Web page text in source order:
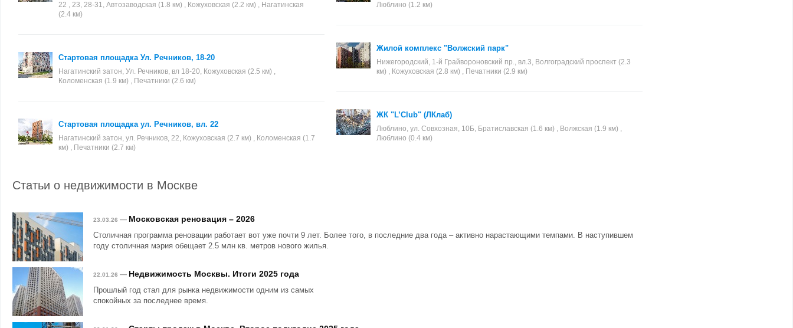
22 , 23, 28-31, Автозаводская (1.8 км) , Кожуховская (2.2 км) , Нагатинская
(2.4 км)
Стартовая площадка Ул. Речников, 18-20
Нагатинский затон, Ул. Речников, вл 18-20, Кожуховская (2.5 км) ,
Коломенская (1.9 км) , Печатники (2.6 км)
Стартовая площадка ул. Речников, вл. 22
Нагатинский затон, ул. Речников, 22, Кожуховская (2.7 км) , Коломенская (1.7
км) , Печатники (2.7 км)
Люблино (1.2 км)
Жилой комплекс "Волжский парк"
Нижегородский, 1-й Грайвороновский пр., вл.3, Волгоградский проспект (2.3
км) , Кожуховская (2.8 км) , Печатники (2.9 км)
ЖК "L’Club" (ЛКлаб)
Люблино, ул. Совхозная, 10Б, Братиславская (1.6 км) , Волжская (1.9 км) ,
Люблино (0.4 км)
Статьи о недвижимости в Москве
23.03.26 — Московская реновация – 2026
Столичная программа реновации работает вот уже почти 9 лет. Более того, в последние два года – активно нарастающими темпами. В наступившем
году столичная мэрия обещает 2.5 млн кв. метров нового жилья.
22.01.26 — Недвижимость Москвы. Итоги 2025 года
Прошлый год стал для рынка недвижимости одним из самых
спокойных за последнее время.